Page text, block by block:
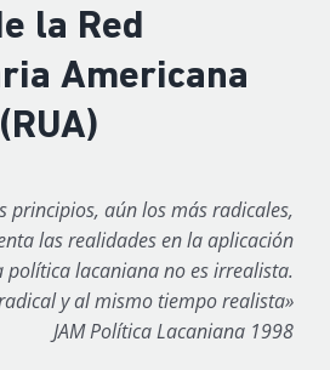
la Red
Americana
principios, aún los más radicales,
las realidades en la aplicación
lacaniana no es irrealista.
y al mismo tiempo realista»
JAM Política Lacaniana 1998